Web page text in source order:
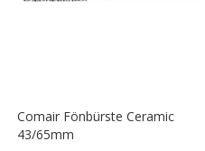
Comair Fönbürste Ceramic
43/65mm